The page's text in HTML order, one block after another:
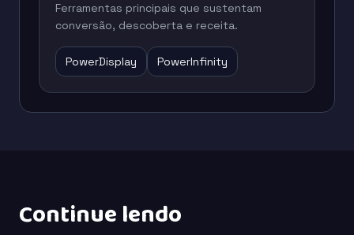
Ferramentas principais que sustentam
conversão, descoberta e receita.
PowerDisplay PowerInfinity
Continue lendo